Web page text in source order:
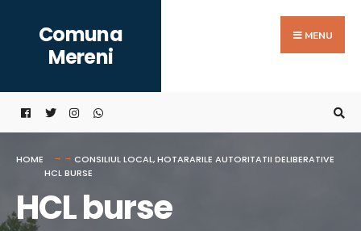
content
Comuna
Mereni
MENU
HOME CONSILIUL LOCAL,HOTARARILE AUTORITATII DELIBERATIVE
HCL BURSE
HCL burse
for: